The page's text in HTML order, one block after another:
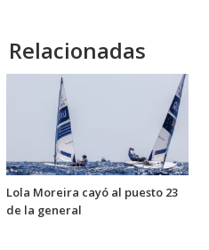
Relacionadas
Lola Moreira cayó al puesto 23
de la general